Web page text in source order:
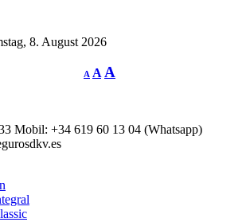
8. August 2026
A A A
Mobil: +34 619 60 13 04 (Whatsapp)